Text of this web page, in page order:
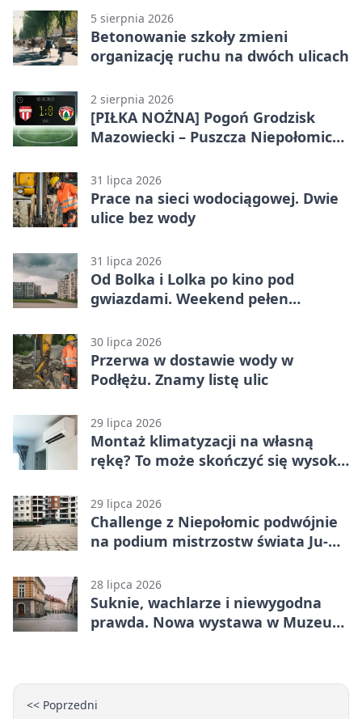
5 sierpnia 2026
Betonowanie szkoły zmieni
organizację ruchu na dwóch ulicach
2 sierpnia 2026
[PIŁKA NOŻNA] Pogoń Grodzisk
Mazowiecki – Puszcza Niepołomice
punktów w Betclic 1. lidze
31 lipca 2026
Prace na sieci wodociągowej. Dwie
ulice bez wody
31 lipca 2026
Od Bolka i Lolka po kino pod
gwiazdami. Weekend pełen
30 lipca 2026
Przerwa w dostawie wody w
Podłężu. Znamy listę ulic
29 lipca 2026
Montaż klimatyzacji na własną
rękę? To może skończyć się wysoką
29 lipca 2026
Challenge z Niepołomic podwójnie
na podium mistrzostw świata Ju-
28 lipca 2026
Suknie, wachlarze i niewygodna
prawda. Nowa wystawa w Muzeum
<< Poprzedni